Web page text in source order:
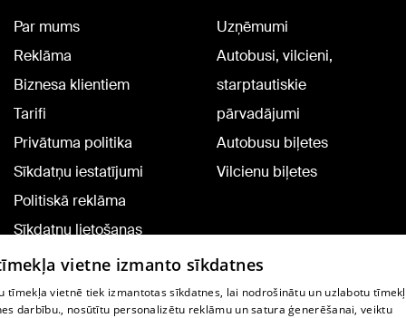
Par mums
Reklāma
Biznesa klientiem
Tarifi
Privātuma politika
Sīkdatņu iestatījumi
Politiskā reklāma
Sīkdatņu lietošanas
noteikumi
Komentāru pievienošana
Uzņēmumi
Autobusi, vilcieni,
starptautiskie
pārvadājumi
Autobusu biļetes
Vilcienu biļetes
vietne izmanto sīkdatnes
tīmekļa vietnē tiek izmantotas sīkdatnes, lai nodrošinātu un uzlabotu
darbību., nosūtītu personalizētu reklāmu un satura ģenerēšanai, veiktu